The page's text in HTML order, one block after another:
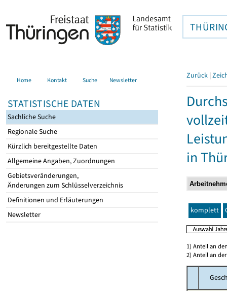
Home Kontakt Suche Newsletter
STATISTISCHE DATEN
Sachliche Suche
Regionale Suche
Kürzlich bereitgestellte Daten
Allgemeine Angaben, Zuordnungen
Gebietsveränderungen,
Änderungen zum Schlüsselverzeichnis
Definitionen und Erläuterungen
Newsletter
Zurück |
in
komplett
1) Anteil an
2) Anteil an